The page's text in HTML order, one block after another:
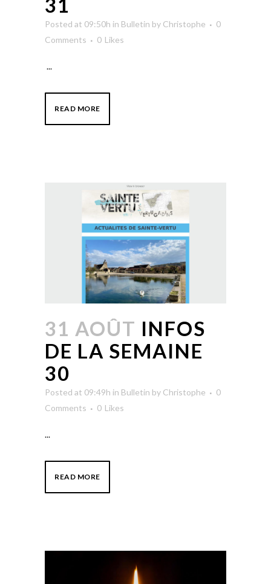
31
Posted at 09:50h in Bulletin by Christophe
0
Comments
0 Likes
...
READ MORE
31 AOÛT INFOS
DE LA SEMAINE
30
Posted at 09:49h in Bulletin by Christophe
0
Comments
0 Likes
...
READ MORE